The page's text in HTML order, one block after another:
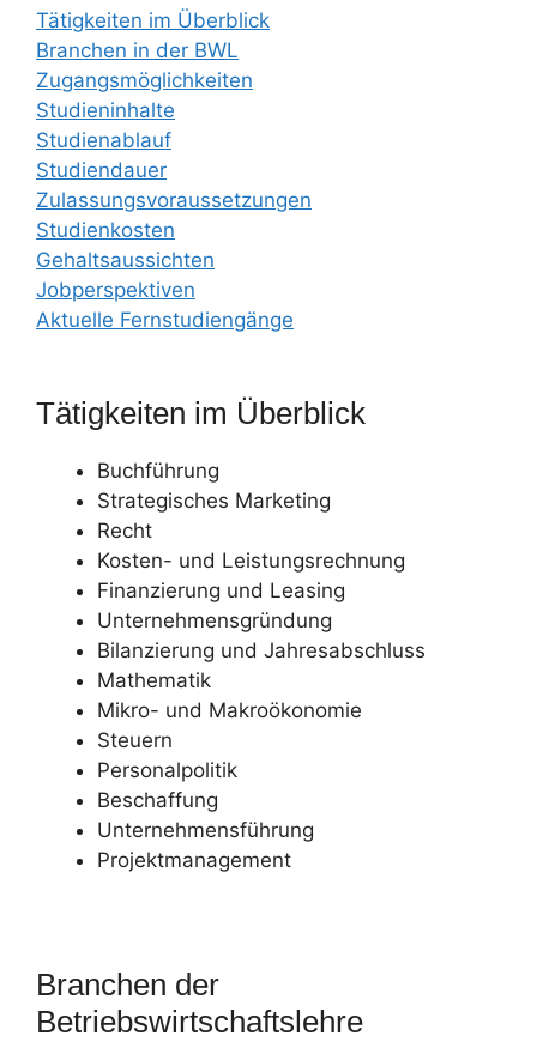
Tätigkeiten im Überblick
Branchen in der BWL
Zugangsmöglichkeiten
Studieninhalte
Studienablauf
Studiendauer
Zulassungsvoraussetzungen
Studienkosten
Gehaltsaussichten
Jobperspektiven
Aktuelle Fernstudiengänge
Tätigkeiten im Überblick
Buchführung
Strategisches Marketing
Recht
Kosten- und Leistungsrechnung
Finanzierung und Leasing
Unternehmensgründung
Bilanzierung und Jahresabschluss
Mathematik
Mikro- und Makroökonomie
Steuern
Personalpolitik
Beschaffung
Unternehmensführung
Projektmanagement
Branchen der
Betriebswirtschaftslehre